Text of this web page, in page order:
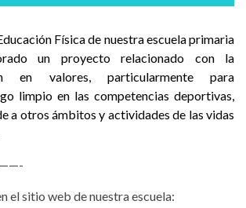
Física de nuestra escuela primaria
un proyecto relacionado con la
en valores, particularmente para
limpio en las competencias deportivas,
a otros ámbitos y actividades de las vidas
el sitio web de nuestra escuela: